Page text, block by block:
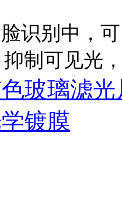
识别中，
制可见光
玻璃滤光
镀膜